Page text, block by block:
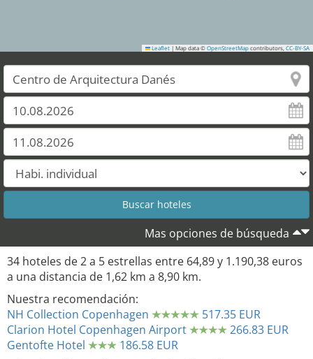
30 31
Leaflet | Map data © OpenStreetMap contributors, CC-BY-SA
Mas opciones de búsqueda
34 hoteles de2a 5 estrellas entre 64,89y 1.190,38 euros
a una distancia de 1,62 km a 8,90 km.
Nuestra recomendación:
NH Collection Copenhagen
517.35 EUR
Clarion Hotel Copenhagen Airport
266.83 EUR
Gentofte Hotel
186.58 EUR